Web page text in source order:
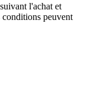
l'achat et
conditions peuvent